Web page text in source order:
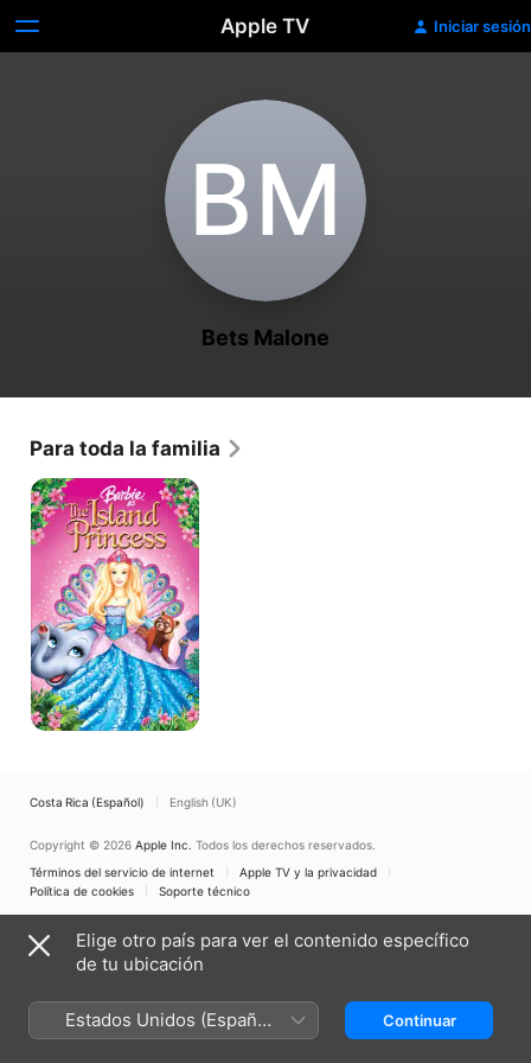
Apple TV Iniciar sesión
B‌M
Bets Malone
Para toda la familia
Barbie:
Como
Princesa
de
Isla
Costa Rica (Español) English (UK)
Copyright © 2026 Apple Inc. Todos los derechos reservados.
Términos del servicio de internet
Apple TV y la privacidad
Política de cookies
Soporte técnico
Elige otro país para ver el contenido específico
de tu ubicación
Estados Unidos (Español
México)
Continuar